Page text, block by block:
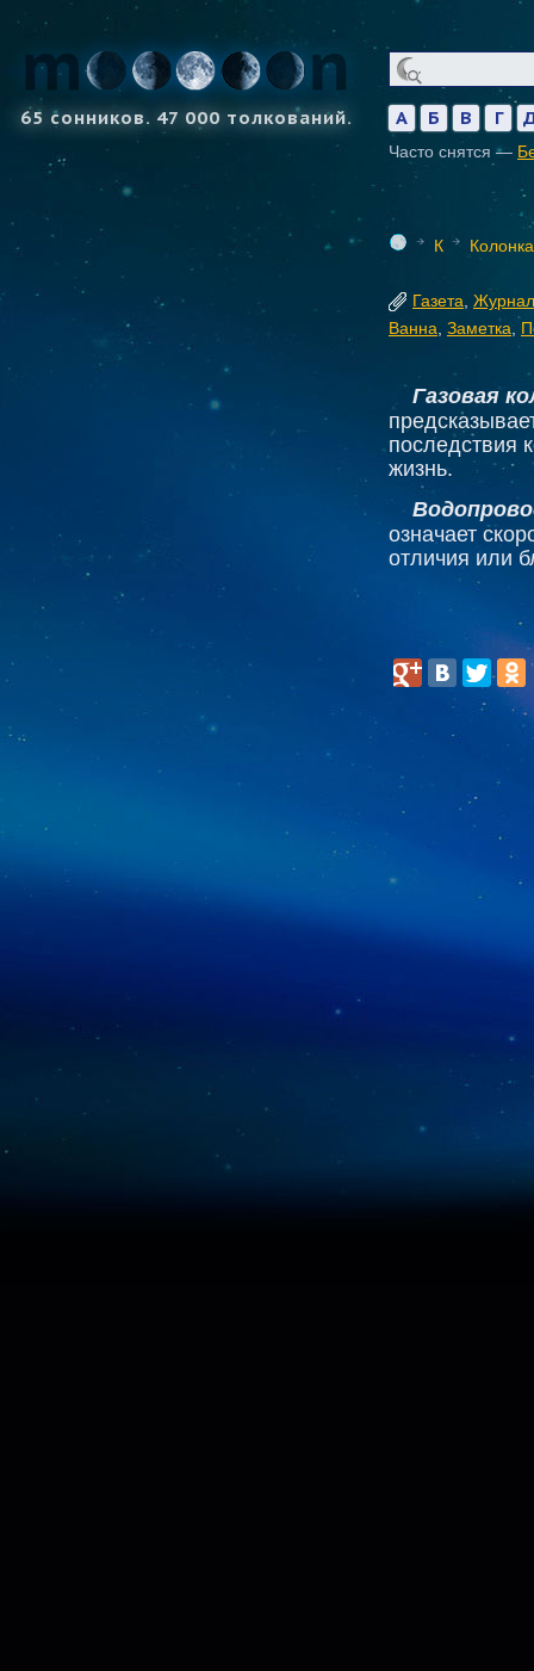
65 сонников. 47 000 толкований. А Б В Г
Часто снятся —
К Колонка
Газета Журнал
Ванна Заметка
Газовая
последствия
жизнь.
означает
отличия или